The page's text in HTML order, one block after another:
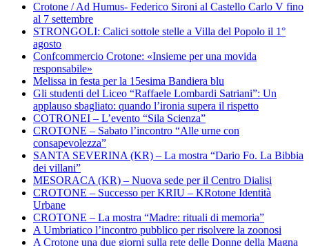
Crotone / Ad Humus- Federico Sironi al Castello Carlo V fino
al 7 settembre
STRONGOLI: Calici sottole stelle a Villa del Popolo il 1°
agosto
Confcommercio Crotone: «Insieme per una movida
responsabile»
Melissa in festa per la 15esima Bandiera blu
Gli studenti del Liceo “Raffaele Lombardi Satriani”: Un
applauso sbagliato: quando l’ironia supera il rispetto
COTRONEI – L’evento “Sila Scienza”
CROTONE – Sabato l’incontro “Alle urne con
consapevolezza”
SANTA SEVERINA (KR) – La mostra “Dario Fo. La Bibbia
dei villani”
MESORACA (KR) – Nuova sede per il Centro Dialisi
CROTONE – Successo per KRIU – KRotone Identità
Urbane
CROTONE – La mostra “Madre: rituali di memoria”
A Umbriatico l’incontro pubblico per risolvere la zoonosi
A Crotone una due giorni sulla rete delle Donne della Magna